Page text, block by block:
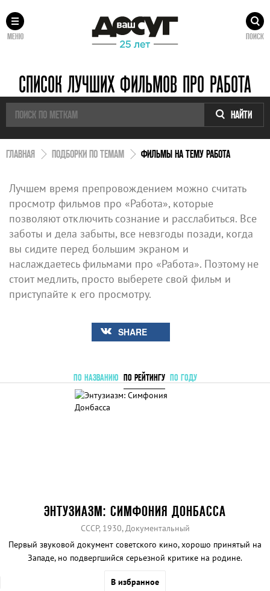
МЕНЮ ПОИСК
СПИСОК ЛУЧШИХ ФИЛЬМОВ ПРО РАБОТА
НАЙТИ
ГЛАВНАЯ ПОДБОРКИ ПО ТЕМАМ ФИЛЬМЫ НА ТЕМУ РАБОТА
Лучшем время препровождением можно считать
просмотр фильмов про «Работа», которые
позволяют отключить сознание и расслабиться. Все
заботы и дела забыты, все невзгоды позади, когда
вы сидите перед большим экраном и
наслаждаетесь фильмами про «Работа». Поэтому не
стоит медлить, просто выберете свой фильм и
приступайте к его просмотру.
SHARE
ПО НАЗВАНИЮ ПО РЕЙТИНГУ ПО ГОДУ
ЭНТУЗИАЗМ: СИМФОНИЯ ДОНБАССА
СССР, 1930, Документальный
Первый звуковой документ советского кино, хорошо принятый на
Западе, но подвергшийся серьезной критике на родине.
В избранное